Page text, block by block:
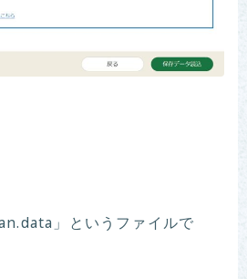
」というファイルで